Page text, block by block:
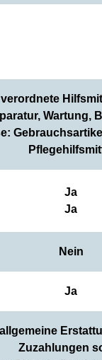
Wartung,
Ja
Ja
Nein
Ja
Zuzahlungen